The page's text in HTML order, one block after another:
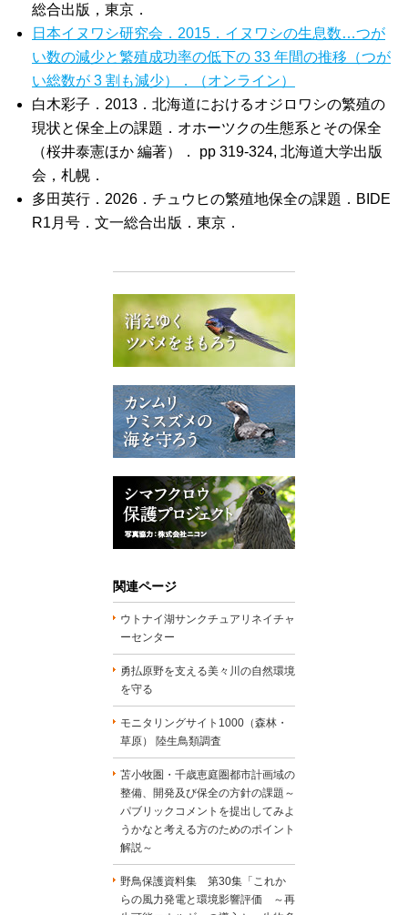
総合出版，東京．
日本イヌワシ研究会．2015．イヌワシの生息数…つが
い数の減少と繁殖成功率の低下の 33 年間の推移（つが
い総数が 3 割も減少）．（オンライン）
白木彩子．2013．北海道におけるオジロワシの繁殖の
現状と保全上の課題．オホーツクの生態系とその保全
（桜井泰憲ほか 編著）． pp 319-324, 北海道大学出版
会，札幌．
多田英行．2026．チュウヒの繁殖地保全の課題．BIDE
R1月号．文一総合出版．東京．
関連ページ
ウトナイ湖サンクチュアリネイチャ
ーセンター
勇払原野を支える美々川の自然環境
を守る
モニタリングサイト1000（森林・
草原） 陸生鳥類調査
苫小牧圏・千歳恵庭圏都市計画域の
整備、開発及び保全の方針の課題～
パブリックコメントを提出してみよ
うかなと考える方のためのポイント
解説～
野鳥保護資料集 第30集「これか
らの風力発電と環境影響評価 ～再